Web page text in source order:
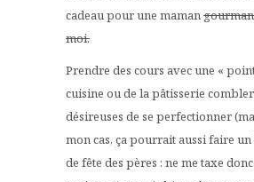
cadeau pour une maman
moi.
Prendre des cours avec une «
cuisine ou de la pâtisserie
désireuses de se perfectionner
mon cas, ça pourrait aussi faire un
de fête des pères : ne me taxe